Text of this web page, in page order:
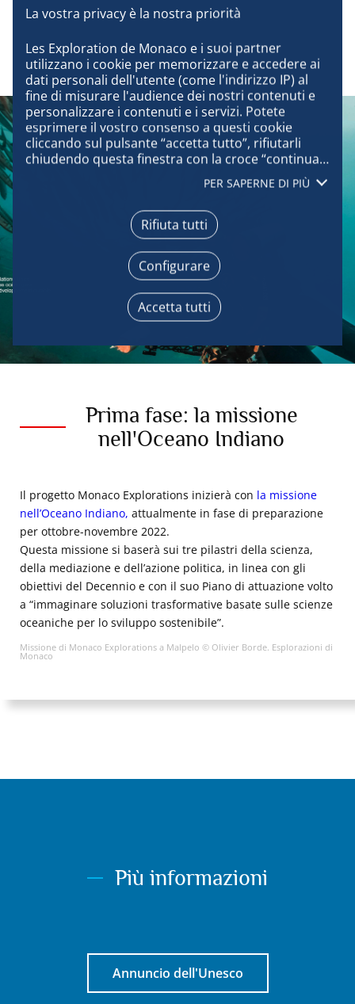
Les Exploration de Monaco e i suoi partner
utilizzano i cookie per memorizzare e accedere ai
dati personali dell'utente (come l'indirizzo IP) al
fine di misurare l'audience dei nostri contenuti e
personalizzare i contenuti e i servizi. Potete
esprimere il vostro consenso a questi cookie
cliccando sul pulsante “accetta tutto”, rifiutarli
chiudendo questa finestra con la croce “continua
senza accettare”, oppure conoscere i dettagli di
ogni scopo ed esprimere la vostra scelta per
ognuno di essi cliccando su “configura”. Cliccando
su “accetta tutto”, accettate che possiamo
accedere alle informazioni memorizzate sul vostro
terminale per ottenere dati sul nostro pubblico,
sviluppare e migliorare i nostri prodotti, garantire
la sicurezza, prevenire le frodi e il debug,
distribuire tecnicamente i contenuti, abbinare e
combinare fonti di dati offline, collegare diversi
identificazione del dispositivo inviate
automaticamente, utilizzare dati precisi di
identificazione. È possibile modificare le proprie
scelte in qualsiasi momento cliccando su “Gestisci
i miei cookie” in fondo alle pagine di questo sito.
PER SAPERNE DI PIÙ
Accetta tutti
Rifiuta tutti
Configurare
Prima fase: la missione
nell'Oceano Indiano
Il progetto Monaco Explorations inizierà con la missione
nell’Oceano Indiano, attualmente in fase di preparazione
per ottobre-novembre 2022.
Questa missione si baserà sui tre pilastri della scienza,
della mediazione e dell’azione politica, in linea con gli
obiettivi del Decennio e con il suo Piano di attuazione volto
a “immaginare soluzioni trasformative basate sulle scienze
oceaniche per lo sviluppo sostenibile”.
Missione di Monaco Explorations a Malpelo © Olivier Borde. Esplorazioni di
Monaco
Più informazioni
Annuncio dell'Unesco